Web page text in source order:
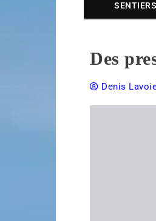
Des
Denis